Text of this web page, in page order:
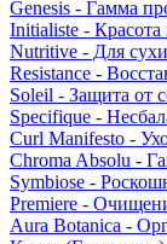
Genesis - Гамма
Initialiste - Красота
Nutritive - Для
Resistance -
Soleil - Защита от
Specifique -
Curl Manifesto -
Chroma Absolu -
Symbiose -
Premiere -
Aura Botanica -